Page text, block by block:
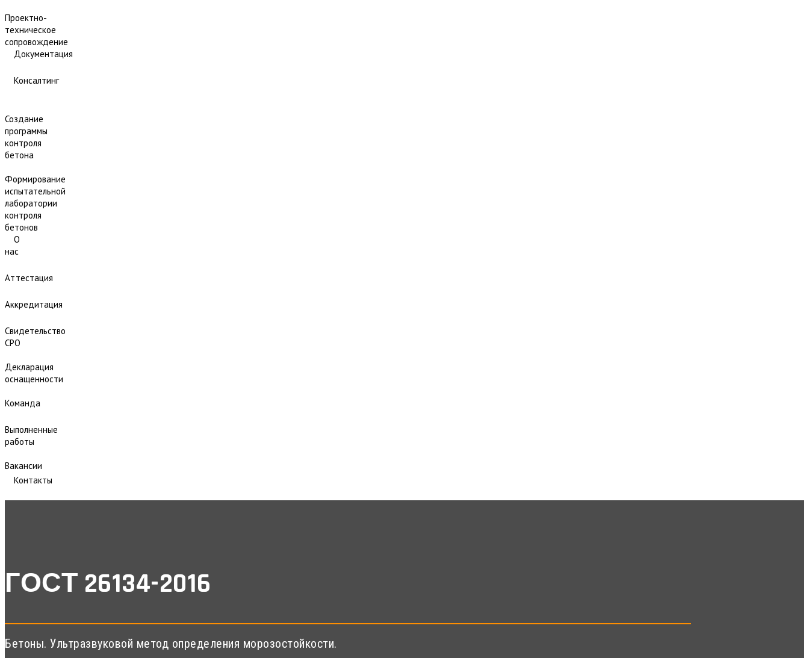
Проектно-
техническое
сопровождение
Документация
Консалтинг
Создание
программы
контроля
бетона
Формирование
испытательной
лаборатории
контроля
бетонов
О
нас
Аттестация
Аккредитация
Свидетельство
СРО
Декларация
оснащенности
Команда
Выполненные
работы
Вакансии
Контакты
ГОСТ 26134-2016
Бетоны. Ультразвуковой метод определения морозостойкости.